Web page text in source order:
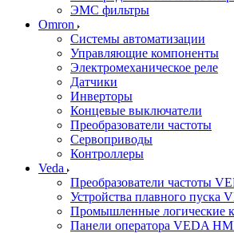
ЭМС фильтры
Omron
Системы автоматизации
Управляющие компоненты
Электромеханическое реле
Датчики
Инверторы
Концевые выключатели
Преобразователи частоты
Сервоприводы
Контроллеры
Veda
Преобразователи частоты
Устройства плавного пуска
Промышленные логические
Панели оператора VEDA